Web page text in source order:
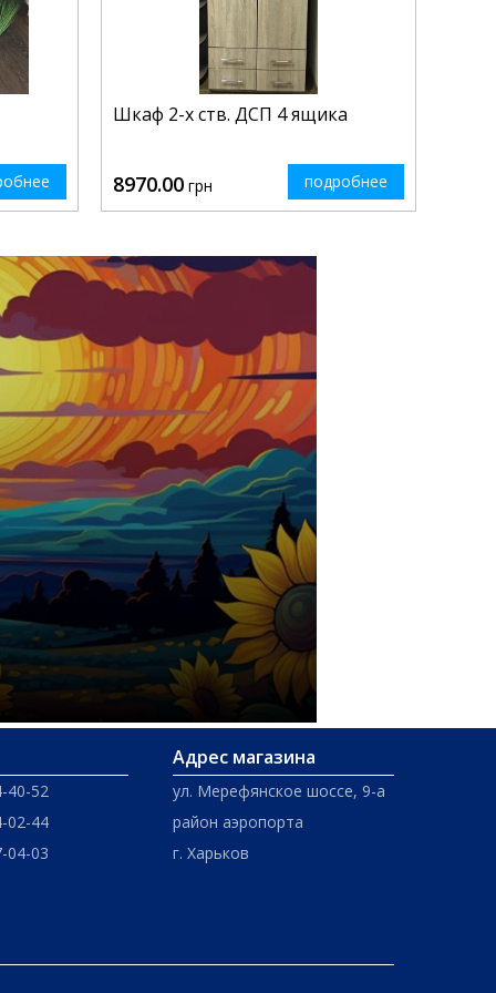
Шкаф 2-х ств. ДСП 4 ящика
8970.00 грн подробнее
40-52
02-44
04-03
Адрес магазина
ул. Мерефянское шоссе, 9-а
район аэропорта
г. Харьков